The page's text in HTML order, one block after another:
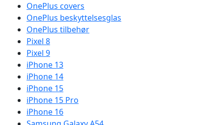
OnePlus covers
OnePlus beskyttelsesglas
OnePlus tilbehør
Pixel 8
Pixel 9
iPhone 13
iPhone 14
iPhone 15
iPhone 15 Pro
iPhone 16